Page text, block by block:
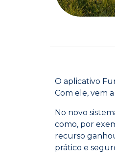
O aplicativo
Com ele, vem
No novo
como, por
recurso
prático e